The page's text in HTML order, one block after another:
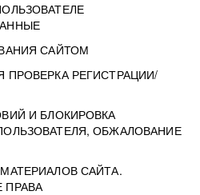
САЙТОМ
ПРОВЕРКА РЕГИСТРАЦИИ/
И БЛОКИРОВКА
ОБЖАЛОВАНИЕ
САЙТА.
ПРАВА